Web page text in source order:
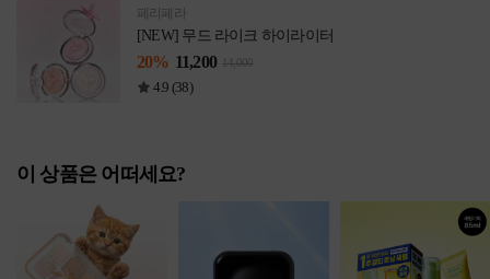
페리페라
[NEW] 무드 라이크 하이라이터
20% 11,200 14,000
4.9 (38)
이 상품은 어떠세요?